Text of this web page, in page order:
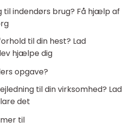
til indendørs brug? Få hjælp af
til din hest? Lad
hjælpe dig
opgave?
til din virksomhed? Lad
det
til